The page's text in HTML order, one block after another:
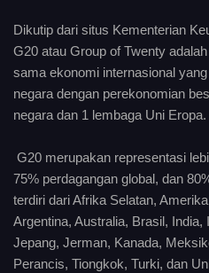
Dikutip dari situs Kementerian
G20 atau Group of Twenty
sama ekonomi internasional
negara dengan perekonomian
negara dan 1 lembaga Uni Eropa.
G20 merupakan representasi
75% perdagangan global, dan
terdiri dari Afrika Selatan,
Argentina, Australia, Brasil, India,
Jepang, Jerman, Kanada,
Perancis, Tiongkok, Turki, dan